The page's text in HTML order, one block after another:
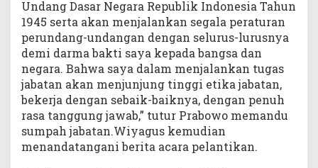
Undang Dasar Negara Republik Indonesia Tahun
1945 serta akan menjalankan segala peraturan
perundang-undangan dengan selurus-lurusnya
demi darma bakti saya kepada bangsa dan
negara. Bahwa saya dalam menjalankan tugas
jabatan akan menjunjung tinggi etika jabatan,
bekerja dengan sebaik-baiknya, dengan penuh
rasa tanggung jawab,” tutur Prabowo memandu
sumpah jabatan.Wiyagus kemudian
menandatangani berita acara pelantikan.